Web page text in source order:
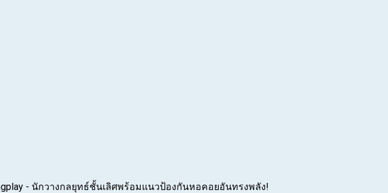
- นักวางกลยุทธ์ชั้นเลิศพร้อมแนวป้องกันหอคอยอันทรงพลัง!